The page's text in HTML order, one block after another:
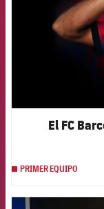
El FC
PRIMER EQUIPO